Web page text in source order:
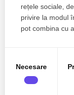
rețele sociale,
privire la modul
pot combina cu
Necesare